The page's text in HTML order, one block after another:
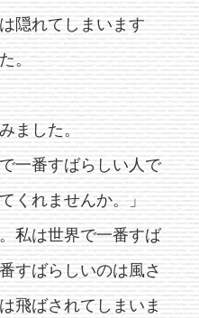
隠れてしまいます
。
ました。
一番すばらしい人で
くれませんか。」
私は世界で一番すば
すばらしいのは風さ
飛ばされてしまいま